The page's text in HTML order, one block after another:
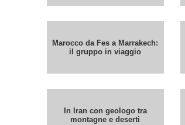
Marocco da Fes a Marrakech:
il gruppo in viaggio
In Iran con geologo tra
montagne e deserti